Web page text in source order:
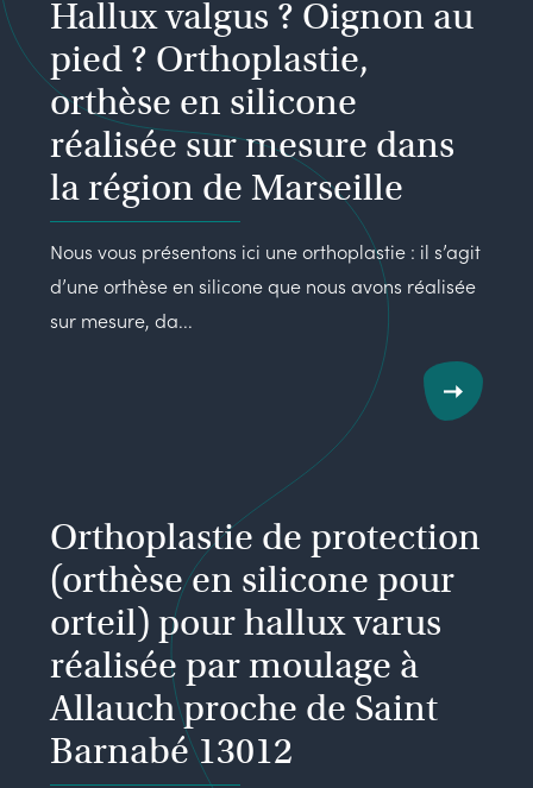
Hallux valgus ? Oignon au
pied ? Orthoplastie,
orthèse en silicone
réalisée sur mesure dans
la région de Marseille
Nous vous présentons ici une orthoplastie : il s’agit
d’une orthèse en silicone que nous avons réalisée
sur mesure, da...
Orthoplastie de protection
(orthèse en silicone pour
orteil) pour hallux varus
réalisée par moulage à
Allauch proche de Saint
Barnabé 13012